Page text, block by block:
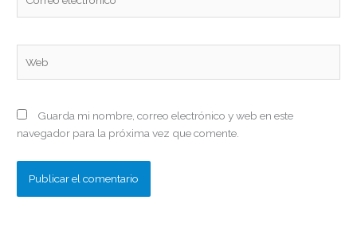
electrónico*
Guarda mi nombre, correo electrónico y web en este
navegador para la próxima vez que comente.